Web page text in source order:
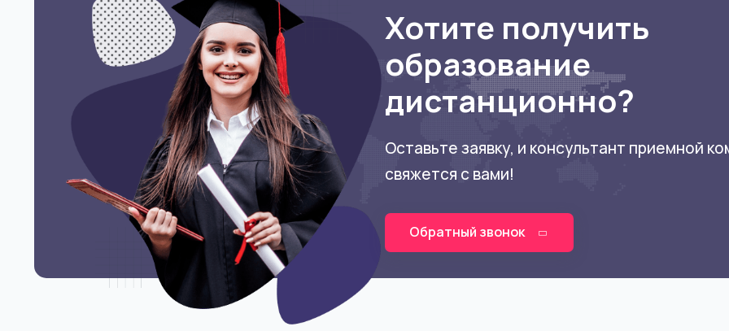
Хотите получить
образование
дистанционно?
Оставьте заявку, и консультант приемной
свяжется с вами!
Обратный звонок